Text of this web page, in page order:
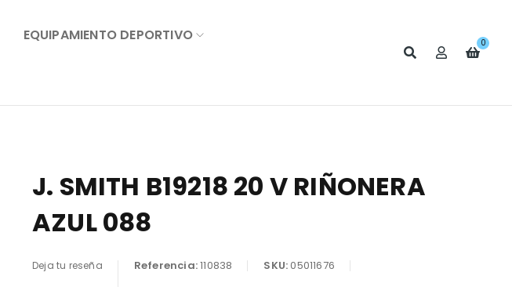
EQUIPAMIENTO DEPORTIVO
0
J. SMITH B19218 20 V RIÑONERA
AZUL 088
Deja tu reseña Referencia:110838 SKU:05011676